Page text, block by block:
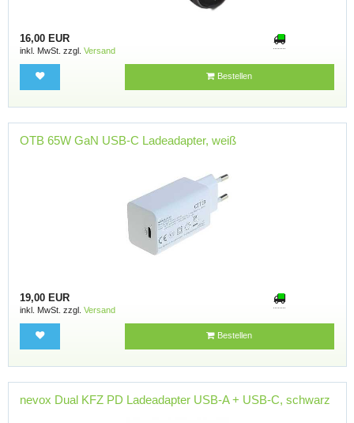
16,00 EUR
inkl. MwSt. zzgl. Versand
Bestellen
OTB 65W GaN USB-C Ladeadapter, weiß
19,00 EUR
inkl. MwSt. zzgl. Versand
Bestellen
nevox Dual KFZ PD Ladeadapter USB-A + USB-C, schwarz